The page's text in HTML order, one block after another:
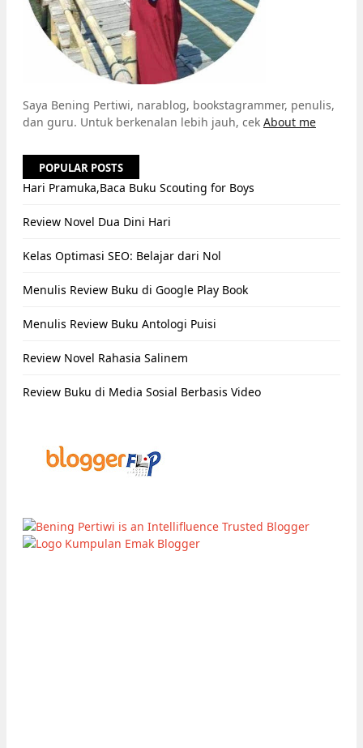
Saya Bening Pertiwi, narablog, bookstagrammer, penulis,
dan guru. Untuk berkenalan lebih jauh, cek About me
POPULAR POSTS
Hari Pramuka,Baca Buku Scouting for Boys
Review Novel Dua Dini Hari
Kelas Optimasi SEO: Belajar dari Nol
Menulis Review Buku di Google Play Book
Menulis Review Buku Antologi Puisi
Review Novel Rahasia Salinem
Review Buku di Media Sosial Berbasis Video